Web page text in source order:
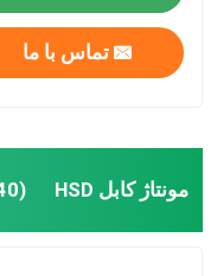
تماس با ما
مونتاژ کابل HSD (40)